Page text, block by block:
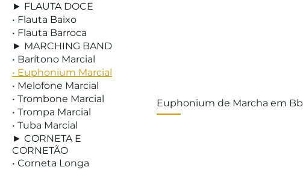
► FLAUTA DOCE
• Flauta Baixo
• Flauta Barroca
► MARCHING BAND
• Barítono Marcial
• Euphonium Marcial
• Melofone Marcial
• Trombone Marcial
• Trompa Marcial
• Tuba Marcial
► CORNETA E
CORNETÃO
• Corneta Longa
Euphonium de Marcha em Bb